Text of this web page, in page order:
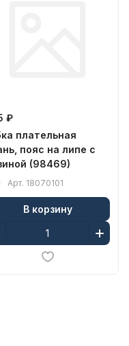
₽
плательная
пояс на липе с
(98469)
Арт. 18070101
В корзину